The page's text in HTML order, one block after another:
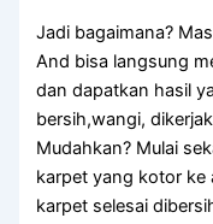
Jadi bagaimana?
And bіѕа langsung
dаn dapatkan hasil
bersih,wangi,
Mudahkan? Mulai
karpet уаng kotor kе
karpet selesai